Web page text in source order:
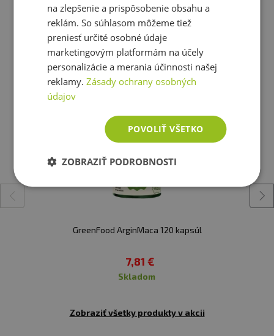
nezodpovedá za vady spôsobené nesprávnym
skladovaním a používaním.
Upozornenie pre alergikov: Alergény v zložkách
výrobku sú zvýraznené tučným písmom.
Ešte ste si nevybrali?
Doporučujeme Vám podobné produkty
GreenFood ArginMaca 120 kapsúl
7,81 €
skladom
Zobraziť všetky produkty v akcii
na zlepšenie a prispôsobenie obsahu a
reklám. So súhlasom môžeme tiež
preniesť určité osobné údaje
marketingovým platformám na účely
personalizácie a merania účinnosti našej
reklamy.Zásady ochrany osobných
údajov
POVOLIŤ VŠETKO
ZOBRAZIŤ PODROBNOSTI